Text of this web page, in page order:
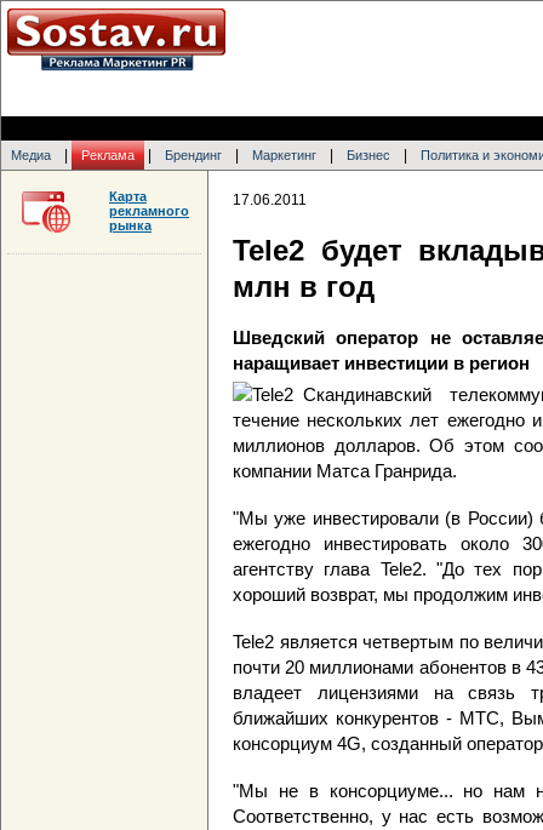
Медиа Реклама Брендинг Маркетинг Бизнес Политика и
17.06.2011
Tele2 будет
млн в год
Шведский оператор не
наращивает инвестиции в регион
Скандинавский
течение нескольких лет ежегодно
миллионов долларов. Об этом
компании Матса Гранрида.
"Мы уже инвестировали (в России)
ежегодно инвестировать около
агентству глава Tele2. "До тех
хороший возврат, мы продолжим
Tele2 является четвертым по
почти 20 миллионами абонентов в
владеет лицензиями на связь
ближайших конкурентов - МТС,
консорциум 4G, созданный
"Мы не в консорциуме... но нам
Соответственно, у нас есть
Карта
рекламного
рынка